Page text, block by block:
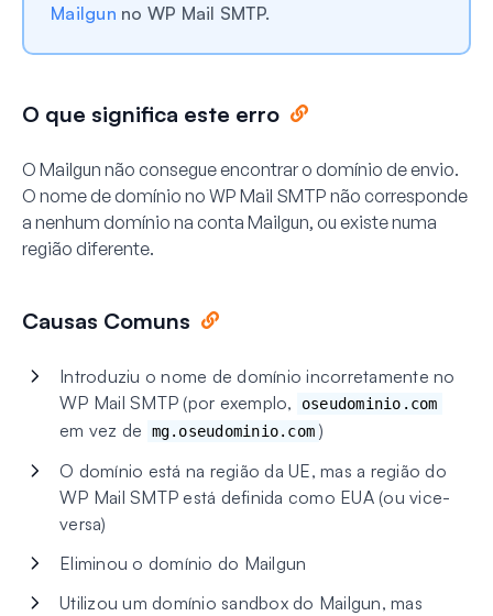
Mailgun no WP Mail SMTP.
O que significa este erro
O Mailgun não consegue encontrar o domínio de envio.
O nome de domínio no WP Mail SMTP não corresponde
a nenhum domínio na conta Mailgun, ou existe numa
região diferente.
Causas Comuns
Introduziu o nome de domínio incorretamente no
WP Mail SMTP (por exemplo,
oseudominio.com
em vez de mg.oseudominio.com )
O domínio está na região da UE, mas a região do
WP Mail SMTP está definida como EUA (ou vice-
versa)
Eliminou o domínio do Mailgun
Utilizou um domínio sandbox do Mailgun, mas